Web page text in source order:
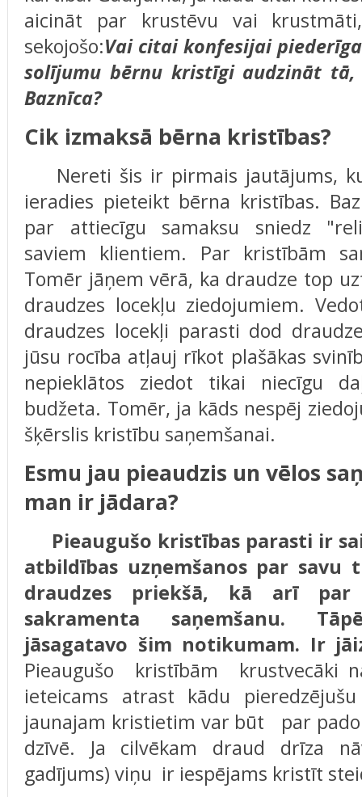
aicināt par krustēvu vai
sekojošo:Vai citai konfesijai
solījumu bērnu kristīgi audzināt
Baznīca?
Cik izmaksā bērna kristības?
Nereti šis ir pirmais jautājums,
ieradies pieteikt bērna kristības.
par attiecīgu samaksu sniedz
saviem klientiem. Par kristībām
Tomēr jāņem vērā, ka draudze top
draudzes locekļu ziedojumiem.
draudzes locekļi parasti dod
jūsu rocība atļauj rīkot plašākas
nepieklātos ziedot tikai niecīgu
budžeta. Tomēr, ja kāds nespēj
šķērslis kristību saņemšanai.
Esmu jau pieaudzis un vēlos
man ir jādara?
Pieaugušo kristības parasti ir
atbildības uzņemšanos par savu
draudzes priekšā, kā arī par
sakramenta saņemšanu.
jāsagatavo šim notikumam. Ir
Pieaugušo kristībām krustvecāki
ieteicams atrast kādu
jaunajam kristietim var būt par
dzīvē. Ja cilvēkam draud drīza
gadījums) viņu ir iespējams kristīt